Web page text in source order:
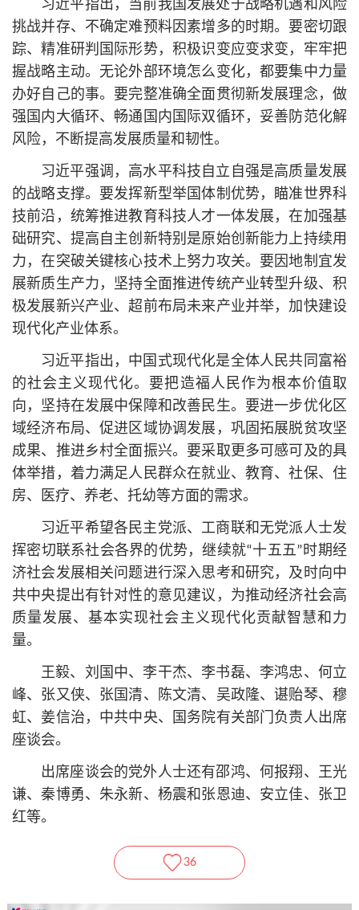
习近平指出，当前我国发展处于战略机遇和风险
挑战并存、不确定难预料因素增多的时期。要密切跟
踪、精准研判国际形势，积极识变应变求变，牢牢把
握战略主动。无论外部环境怎么变化，都要集中力量
办好自己的事。要完整准确全面贯彻新发展理念，做
强国内大循环、畅通国内国际双循环，妥善防范化解
风险，不断提高发展质量和韧性。
习近平强调，高水平科技自立自强是高质量发展
的战略支撑。要发挥新型举国体制优势，瞄准世界科
技前沿，统筹推进教育科技人才一体发展，在加强基
础研究、提高自主创新特别是原始创新能力上持续用
力，在突破关键核心技术上努力攻关。要因地制宜发
展新质生产力，坚持全面推进传统产业转型升级、积
极发展新兴产业、超前布局未来产业并举，加快建设
现代化产业体系。
习近平指出，中国式现代化是全体人民共同富裕
的社会主义现代化。要把造福人民作为根本价值取
向，坚持在发展中保障和改善民生。要进一步优化区
域经济布局、促进区域协调发展，巩固拓展脱贫攻坚
成果、推进乡村全面振兴。要采取更多可感可及的具
体举措，着力满足人民群众在就业、教育、社保、住
房、医疗、养老、托幼等方面的需求。
习近平希望各民主党派、工商联和无党派人士发
挥密切联系社会各界的优势，继续就“十五五”时期经
济社会发展相关问题进行深入思考和研究，及时向中
共中央提出有针对性的意见建议，为推动经济社会高
质量发展、基本实现社会主义现代化贡献智慧和力
量。
王毅、刘国中、李干杰、李书磊、李鸿忠、何立
峰、张又侠、张国清、陈文清、吴政隆、谌贻琴、穆
虹、姜信治，中共中央、国务院有关部门负责人出席
座谈会。
出席座谈会的党外人士还有邵鸿、何报翔、王光
谦、秦博勇、朱永新、杨震和张恩迪、安立佳、张卫
红等。
36